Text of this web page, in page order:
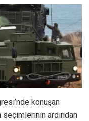
konuşan
seçimlerinin ardından